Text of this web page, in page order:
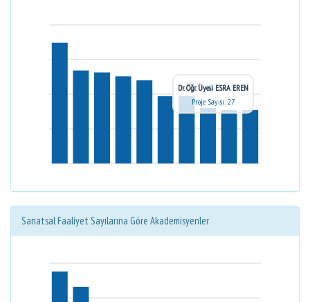
Dr. Öğr. Üyesi ESRA EREN
Proje Sayısı: 27
Sanatsal Faaliyet Sayılarına Göre Akademisyenler